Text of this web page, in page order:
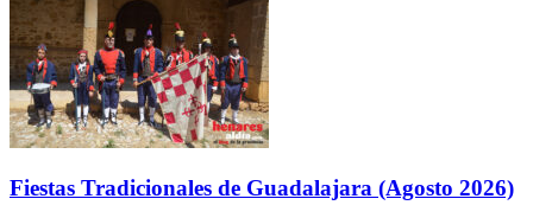
Fiestas Tradicionales de Guadalajara (Agosto 2026)